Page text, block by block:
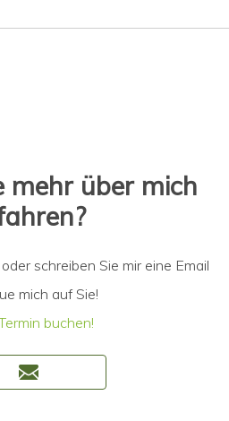
mehr über mich
schreiben Sie mir eine Email
mich auf Sie!
buchen!